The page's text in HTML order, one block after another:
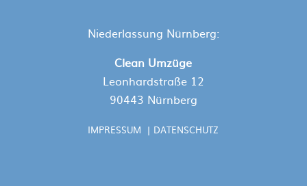
Niederlassung Nürnberg:
Clean Umzüge
Leonhardstraße 12
90443 Nürnberg
IMPRESSUM | DATENSCHUTZ